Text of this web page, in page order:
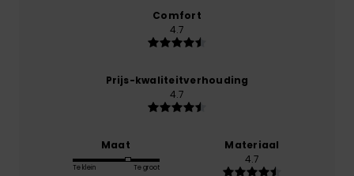
Comfort
4.7
Prijs-kwaliteitverhouding
4.7
Maat
Te klein Te groot
Materiaal
4.7